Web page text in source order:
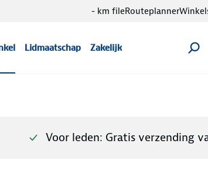
Lidmaatschap Zakelijk
- km fileRouteplanner
Voor leden: Gratis verzending